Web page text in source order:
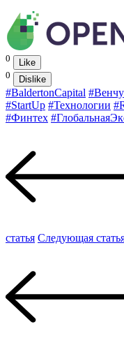
0
Like
0
Dislike
#BaldertonCapital
#StartUp #Технологии
#Финтех
статья Следующая